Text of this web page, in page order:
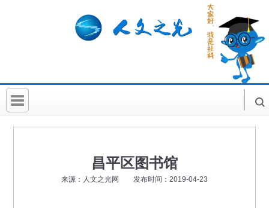
首 页
昌平区图书馆
来源：人文之光网 发布时间：2019-04-23